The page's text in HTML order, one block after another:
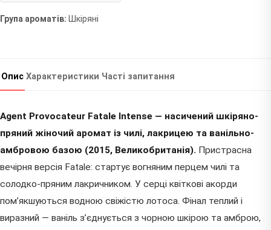
Група ароматів: Шкіряні
Опис Характеристики Часті запитання
Agent Provocateur Fatale Intense — насичений шкіряно-
пряний жіночий аромат із чилі, лакрицею та ванільно-
амбровою базою (2015, Великобританія). Пристрасна
вечірня версія Fatale: стартує вогняним перцем чилі та
солодко-пряним лакричником. У серці квіткові акорди
пом’якшуються водною свіжістю лотоса. Фінал теплий і
виразний — ваніль з’єднується з чорною шкірою та амброю,